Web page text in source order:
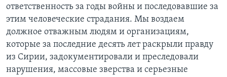
ответственность за годы войны и последовавшие за
этим человеческие страдания. Мы воздаем
должное отважным людям и организациям,
которые за последние десять лет раскрыли правду
из Сирии, задокументировали и преследовали
нарушения, массовые зверства и серьезные